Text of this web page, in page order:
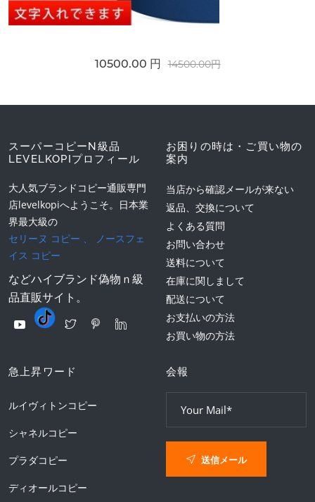
10500.00 円 14500.00円
スーパーコピーN級品
LEVELKOPIプロフィール
大人気ブランドコピー通販専門
店levelkopiへようこそ。日本業
界最大級の
セリーヌ コピー 、
ノースフェ
イス コピー
などハイブランド偽物ｎ級
品直販サイト。
お困りの時は・ご買い物の
案内
当店から確認メールが来ない
返品、交換について
よくある質問
お問い合わせ
送料について
在庫に関しまして
配送について
お支払いの方法
お買い物の方法
急上昇ワード
ルイヴィトンコピー
シャネルコピー
プラダコピー
ディオールコピー
会報
送信メール